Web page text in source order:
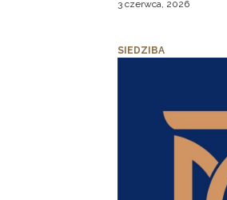
3 czerwca, 2026
SIEDZIBA